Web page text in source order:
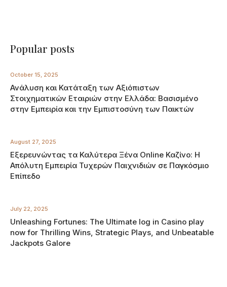
Popular posts
October 15, 2025
Ανάλυση και Κατάταξη των Αξιόπιστων
Στοιχηματικών Εταιριών στην Ελλάδα: Βασισμένο
στην Εμπειρία και την Εμπιστοσύνη των Παικτών
August 27, 2025
Εξερευνώντας τα Καλύτερα Ξένα Online Καζίνο: Η
Απόλυτη Εμπειρία Τυχερών Παιχνιδιών σε Παγκόσμιο
Επίπεδο
July 22, 2025
Unleashing Fortunes: The Ultimate log in Casino play
now for Thrilling Wins, Strategic Plays, and Unbeatable
Jackpots Galore